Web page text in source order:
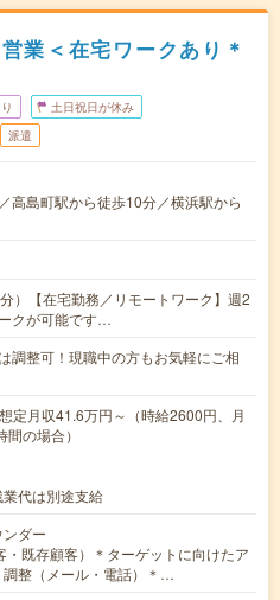
業＜在宅ワークあり＊
土日祝日が休み
派遣
高島町駅から徒歩10分／横浜駅から
）【在宅勤務／リモートワーク】週2
クが可能です…
整可！現職中の方もお気軽にご相
月収41.6万円～（時給2600円、月
の場合）
代は別途支給
ダー
・既存顧客）＊ターゲットに向けたア
調整（メール・電話）＊…